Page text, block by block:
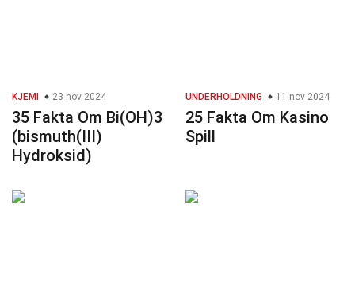
KJEMI 23 nov 2024
35 Fakta Om Bi(OH)3
(bismuth(III)
Hydroksid)
UNDERHOLDNING 11 nov 2024
25 Fakta Om Kasino
Spill